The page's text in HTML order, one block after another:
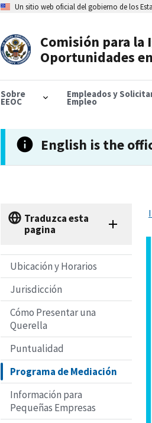
Un sitio web oficial del gobierno de los
Comisión para la
Oportunidades
Sobre
EEOC
Empleados y
Empleo
English is the
Traduzca esta
pagina
Ubicación y Horarios
Jurisdicción
Cómo Presentar una
Querella
Puntualidad
Programa de Mediación
Información para
Pequeñas Empresas